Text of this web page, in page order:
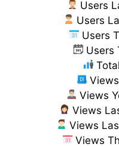
Users
Users
Users
Users
Views
Views
Views
Views
Views